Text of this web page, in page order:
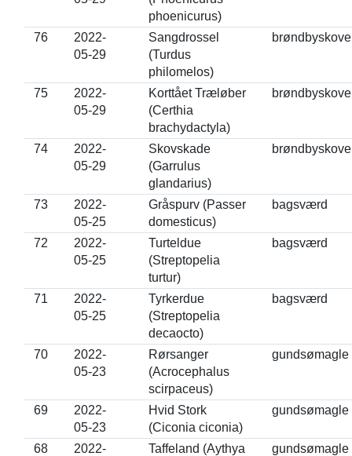
phoenicurus)
76
2022-
05-29
Sangdrossel
(Turdus
philomelos)
75
2022-
05-29
Korttået Træløber
(Certhia
brachydactyla)
74
2022-
05-29
Skovskade
(Garrulus
glandarius)
73
2022-
05-25
Gråspurv (Passer
domesticus)
bagsværd
72
2022-
05-25
Turteldue
(Streptopelia
turtur)
bagsværd
71
2022-
05-25
Tyrkerdue
(Streptopelia
decaocto)
bagsværd
70
2022-
05-23
Rørsanger
(Acrocephalus
scirpaceus)
gundsømagle
69
2022-
05-23
Hvid Stork
(Ciconia ciconia)
gundsømagle
68
2022-
Taffeland (Aythya
gundsømagle